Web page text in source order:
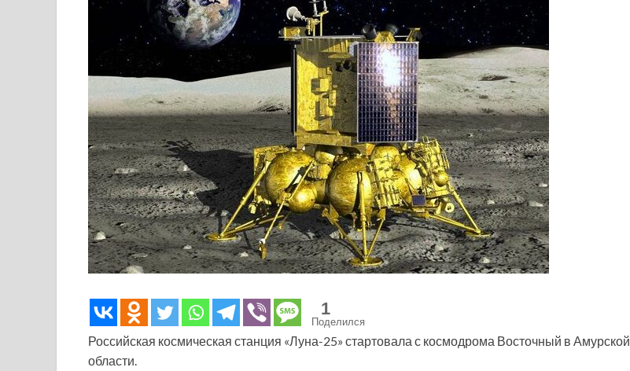
1
Поделился
Российская космическая станция «Луна-25» стартовала с космодрома Восточный в Амурской
области.